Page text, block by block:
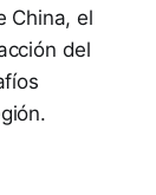
China, el
del